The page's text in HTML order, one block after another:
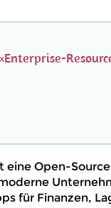
eine Open-
für Finanzen,